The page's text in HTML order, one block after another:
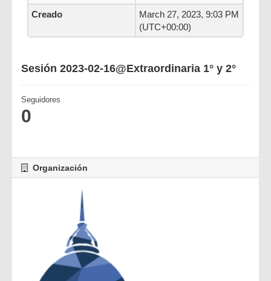
Creado
March 27, 2023, 9:03 PM
(UTC+00:00)
Sesión 2023-02-16@Extraordinaria 1° y 2°
Seguidores
0
Organización